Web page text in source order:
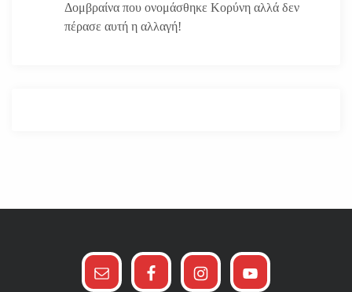
Δομβραίνα που ονομάσθηκε Κορύνη αλλά δεν
πέρασε αυτή η αλλαγή!